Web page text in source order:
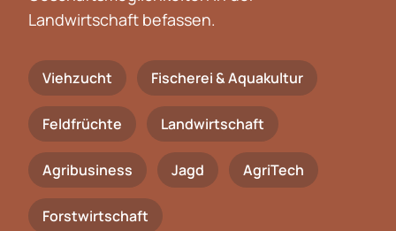
Landwirtschaft befassen.
Viehzucht Fischerei & Aquakultur
Feldfrüchte Landwirtschaft
Agribusiness Jagd AgriTech
Forstwirtschaft